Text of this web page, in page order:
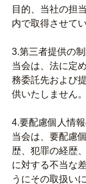
目的、当社の担
内で取得させて
3.第三者提供の
当会は、法に定
務委託先および
供いたしません。
4.要配慮個人情
当会は、要配慮
歴、犯罪の経歴
に対する不当な
うにその取扱い